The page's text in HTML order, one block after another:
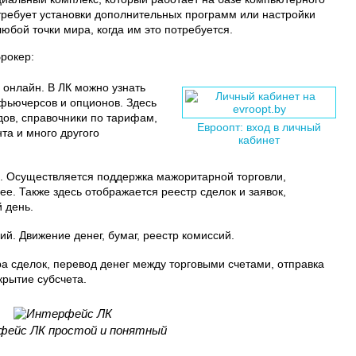
установки дополнительных программ или настройки
точки мира, когда им это потребуется.
Евроопт: вход в личный
кабинет
В ЛК можно узнать
и опционов. Здесь
справочники по тарифам,
и много другого
поддержка мажоритарной торговли,
Также здесь отображается реестр сделок и заявок,
день.
Движение денег, бумаг, реестр комиссий.
перевод денег между торговыми счетами, отправка
субсчета.
ЛК простой и понятный